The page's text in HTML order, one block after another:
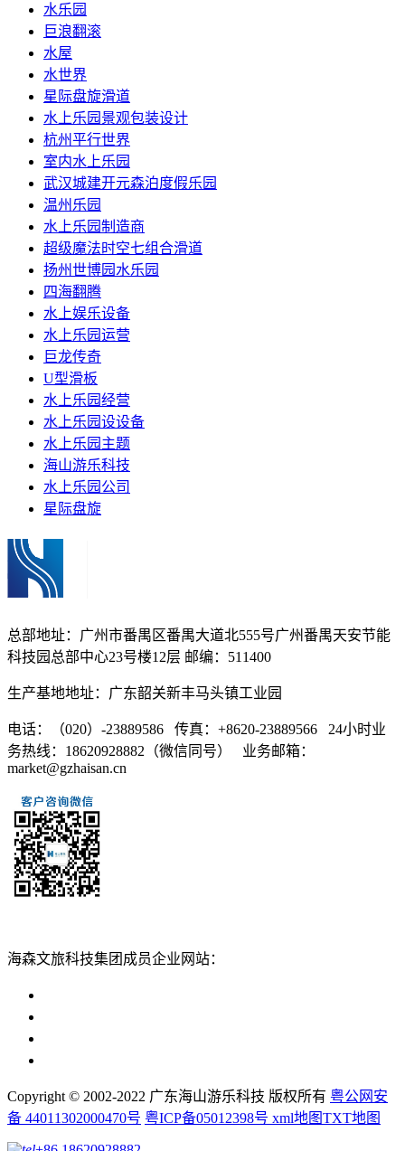
水乐园
巨浪翻滚
水屋
水世界
星际盘旋滑道
水上乐园景观包装设计
杭州平行世界
室内水上乐园
武汉城建开元森泊度假乐园
温州乐园
水上乐园制造商
超级魔法时空七组合滑道
扬州世博园水乐园
四海翻腾
水上娱乐设备
水上乐园运营
巨龙传奇
U型滑板
水上乐园经营
水上乐园设设备
水上乐园主题
海山游乐科技
水上乐园公司
星际盘旋
总部地址：广州市番禺区番禺大道北555号广州番禺天安节能
科技园总部中心23号楼12层 邮编：511400
生产基地地址：广东韶关新丰马头镇工业园
电话：（020）-23889586 传真：+8620-23889566 24小时业
务热线：18620928882（微信同号） 业务邮箱：
market@gzhaisan.cn
海森文旅科技集团成员企业网站：
Copyright © 2002-2022 广东海山游乐科技 版权所有 粤公网安
备 44011302000470号 粤ICP备05012398号 xml地图TXT地图